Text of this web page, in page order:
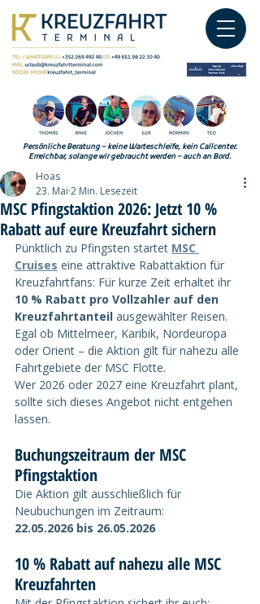
Persönliche Beratung – keine Warteschleife, kein Callcenter.
Erreichbar, solange wir gebraucht werden – auch an Bord.
MSC Pfingstaktion 2026: Jetzt 10 %
Rabatt auf eure Kreuzfahrt sichern
Hoas
23. Mai 2 Min. Lesezeit
Pünktlich zu Pfingsten startet MSC
Cruises eine attraktive Rabattaktion für
Kreuzfahrtfans: Für kurze Zeit erhaltet ihr
10 % Rabatt pro Vollzahler auf den
Kreuzfahrtanteil ausgewählter Reisen.
Egal ob Mittelmeer, Karibik, Nordeuropa
oder Orient – die Aktion gilt für nahezu alle
Fahrtgebiete der MSC Flotte.
Wer 2026 oder 2027 eine Kreuzfahrt plant,
sollte sich dieses Angebot nicht entgehen
lassen.
Buchungszeitraum der MSC
Pfingstaktion
Die Aktion gilt ausschließlich für
Neubuchungen im Zeitraum:
22.05.2026 bis 26.05.2026
10 % Rabatt auf nahezu alle MSC
Kreuzfahrten